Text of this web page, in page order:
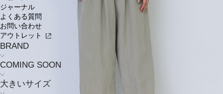
ジャーナル
よくある質問
お問い合わせ
アウトレット
BRAND
COMING SOON
大きいサイズ